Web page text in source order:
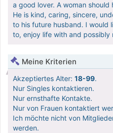
a good lover. A woman should
He is kind, caring, sincere,
to his future husband. I would
to, enjoy life with and possibly
Meine Kriterien
Akzeptiertes Alter: 18-99.
Nur Singles kontaktieren.
Nur ernsthafte Kontakte.
Nur von Frauen kontaktiert
Ich möchte nicht von
werden.